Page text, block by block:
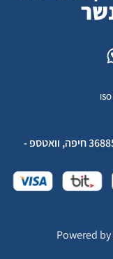
דנ-אל פור יו בע"מ , המסילה 23 , נשר , 3688523 חיפה, וואטספ -
Powered by